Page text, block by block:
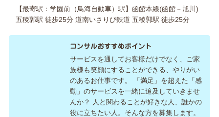
【最寄駅：学園前（鳥海自動車）駅】函館本線(函館－旭川)
五稜郭駅 徒歩25分 道南いさりび鉄道 五稜郭駅 徒歩25分
コンサルおすすめポイント
サービスを通してお客様だけでなく、ご家
族様も笑顔にすることができる、やりがい
のあるお仕事です。 「満足」を超えた「感
動」のサービスを一緒に追及していきませ
んか？ 人と関わることが好きな人、誰かの
役に立ちたい人。そんな方を募集します。